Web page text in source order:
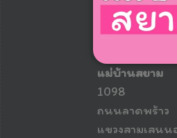
แม่บ้านสยาม
1098
ถนนลาดพร้าว
แขวงสามเสนน